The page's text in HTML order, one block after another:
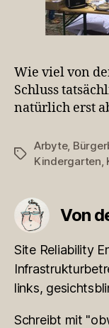
Wie viel von
Schluss
natürlich erst
Schlagwörter
Arbyte,
Kindergarten
Von
Site Reliability
links,
Schreibt mit